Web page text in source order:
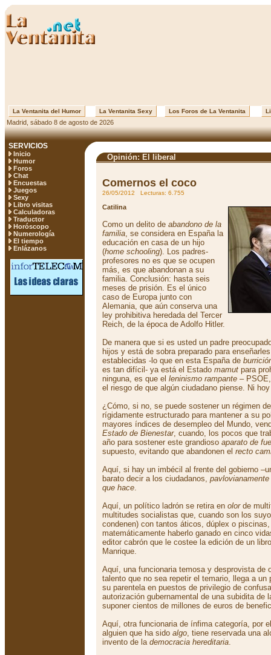
La Ventanita del Humor La Ventanita Sexy Los Foros de La Ventanita
Madrid, sábado 8 de agosto de 2026
SERVICIOS
Inicio
Humor
Foros
Chat
Encuestas
Juegos
Sexy
Libro visitas
Calculadoras
Traductor
Horóscopo
Numerología
El tiempo
Enlázanos
Opinión: El liberal
Comernos el coco
26/05/2012 Lecturas: 6.755
Catilina
Como un delito de abandono de la
familia, se considera en España la
educación en casa de un hijo
(home schooling). Los padres-
profesores no es que se ocupen
más, es que abandonan a su
familia. Conclusión: hasta seis
meses de prisión. Es el único
caso de Europa junto con
Alemania, que aún conserva una
ley prohibitiva heredada del Tercer
Reich, de la época de Adolfo Hitler.
De manera que si es usted un padre
hijos y está de sobra preparado para
establecidas -lo que en esta España de
es tan difícil- ya está el Estado mamut para
ninguna, es que el leninismo rampante –
el riesgo de que algún ciudadano piense. Ni
¿Cómo, si no, se puede sostener un régimen
rígidamente estructurado para mantener a su
mayores índices de desempleo del Mundo,
Estado de Bienestar, cuando, los pocos que
año para sostener este grandioso aparato de
supuesto, evitando que abandonen el recto
Aquí, si hay un imbécil al frente del gobierno
barato decir a los ciudadanos, pavlovianamente
que hace.
Aquí, un político ladrón se retira en olorde
multitudes socialistas que, cuando son los
condenen) con tantos áticos, dúplex o
matemáticamente haberlo ganado en cinco
editor cabrón que le costee la edición de un
Manrique.
Aquí, una funcionaria temosa y desprovista de
talento que no sea repetir el temario, llega a
su parentela en puestos de privilegio de
autorización gubernamental de una subidita de
suponer cientos de millones de euros de
Aquí, otra funcionaria de ínfima categoría, por
alguien que ha sido algo, tiene reservada una
invento de la democracia hereditaria.